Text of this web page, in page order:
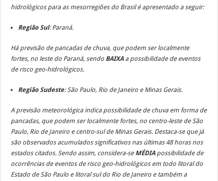
hidrológicos para as mesorregiões do Brasil é apresentado a seguir:
Região Sul: Paraná.
Há previsão de pancadas de chuva, que podem ser localmente
fortes, no leste do Paraná, sendo BAIXAa possibilidade de eventos
de risco geo-hidrológicos.
Região Sudeste: São Paulo, Rio de Janeiro e Minas Gerais.
A previsão meteorológica indica possibilidade de chuva em forma de
pancadas, que podem ser localmente fortes, no centro-leste de São
Paulo, Rio de Janeiro e centro-sul de Minas Gerais. Destaca-se que já
são observados acumulados significativos nas últimas 48 horas nos
estados citados. Sendo assim, considera-se MÉDIApossibilidade de
ocorrências de eventos de risco geo-hidrológicos em todo litoral do
Estado de São Paulo e litoral sul do Rio de Janeiro e também a